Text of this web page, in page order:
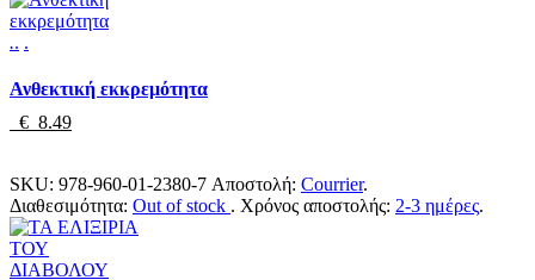
.. .
Ανθεκτική εκκρεμότητα
€ 8.49
SKU: 978-960-01-2380-7 Αποστολή: Courrier.
Διαθεσιμότητα: Out of stock . Χρόνος αποστολής: 2-3 ημέρες.